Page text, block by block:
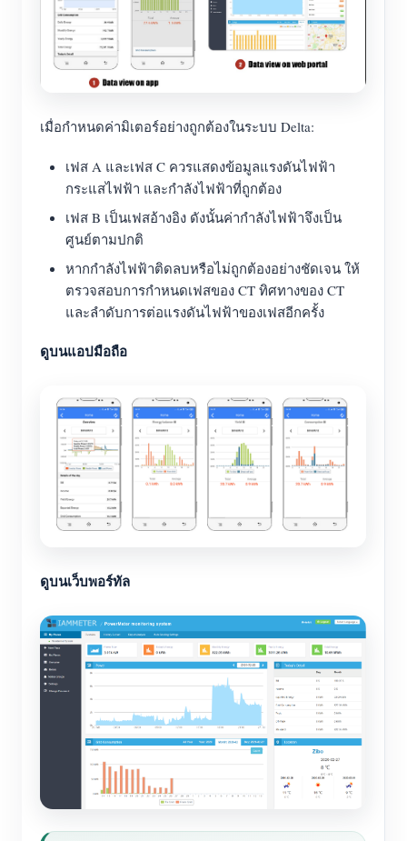
เมื่อกำหนดค่ามิเตอร์อย่างถูกต้องในระบบ Delta:
เฟส A และเฟส C ควรแสดงข้อมูลแรงดันไฟฟ้า
กระแสไฟฟ้า และกำลังไฟฟ้าที่ถูกต้อง
เฟส B เป็นเฟสอ้างอิง ดังนั้นค่ากำลังไฟฟ้าจึงเป็น
ศูนย์ตามปกติ
หากกำลังไฟฟ้าติดลบหรือไม่ถูกต้องอย่างชัดเจน ให้
ตรวจสอบการกำหนดเฟสของ CT ทิศทางของ CT
และลำดับการต่อแรงดันไฟฟ้าของเฟสอีกครั้ง
ดูบนแอปมือถือ
ดูบนเว็บพอร์ทัล